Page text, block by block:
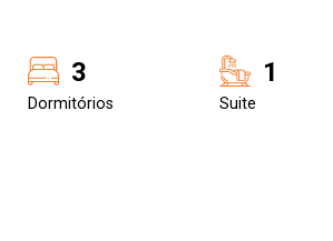
3
Dormitórios
1
Suite